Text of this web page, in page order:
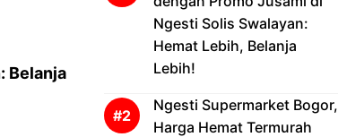
Belanja
Ngesti Solis Swalayan:
Hemat Lebih, Belanja
Lebih!
Ngesti Supermarket Bogor,
Harga Hemat Termurah